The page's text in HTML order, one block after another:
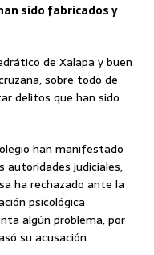
sido fabricados y
de Xalapa y buen
sobre todo de
delitos que han sido
han manifestado
autoridades judiciales,
ha rechazado ante la
psicológica
algún problema, por
su acusación.